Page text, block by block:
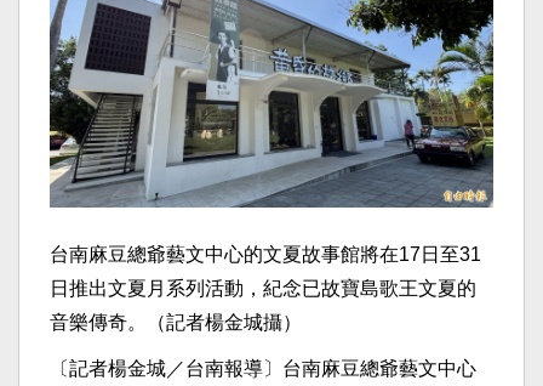
台南麻豆總爺藝文中心的文夏故事館將在17日至31
日推出文夏月系列活動，紀念已故寶島歌王文夏的
音樂傳奇。（記者楊金城攝）
〔記者楊金城／台南報導〕台南麻豆總爺藝文中心